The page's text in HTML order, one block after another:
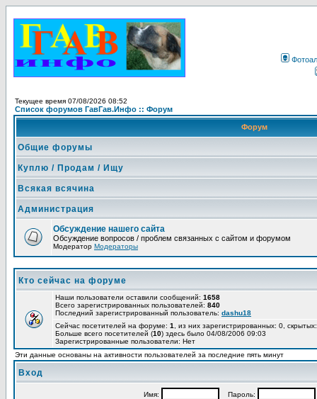
Текущее время 07/08/2026 08:52
Список форумов ГавГав.Инфо :: Форум
Форум
Общие форумы
Куплю / Продам / Ищу
Всякая всячина
Администрация
Обсуждение нашего сайта
Обсуждение вопросов / проблем связанных с сайтом и форумом
Модератор Модераторы
Кто сейчас на форуме
Наши пользователи оставили сообщений: 1658
Всего зарегистрированных пользователей: 840
Последний зарегистрированный пользователь: dashu18
Сейчас посетителей на форуме: 1
, из них зарегистрированных: 0,
Больше всего посетителей (10) здесь было 04/08/2006 09:03
Зарегистрированные пользователи: Нет
Эти данные основаны на активности пользователей за последние пять минут
Вход
Имя: Пароль: